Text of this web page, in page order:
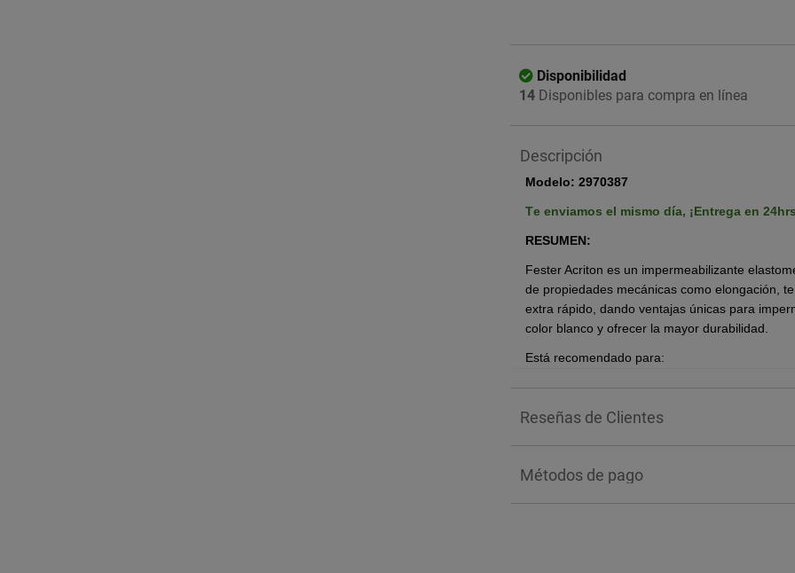
Disponibilidad
14 Disponibles para compra en línea
Descripción
Modelo: 2970387
Te enviamos el mismo día, ¡Entrega en
RESUMEN:
Fester Acriton es un impermeabilizante
de propiedades mecánicas como elongación,
extra rápido, dando ventajas únicas para
color blanco y ofrecer la mayor durabilidad.
Está recomendado para:
Impermeabilizar losas de concreto
térmicos de poliestireno y espuma de
Sellador.
y aísla la radiación solar, haciendo más
ahorros en energía eléctrica ante el uso
Reseñas de Clientes
Métodos de pago